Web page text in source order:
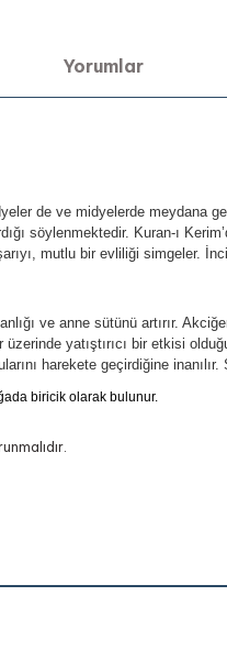
Yorumlar
de ve midyelerde meydana
söylenmektedir. Kuran-ı
mutlu bir evliliği simgeler.
ve anne sütünü artırır.
yatıştırıcı bir etkisi
harekete geçirdiğine
biricik olarak bulunur.